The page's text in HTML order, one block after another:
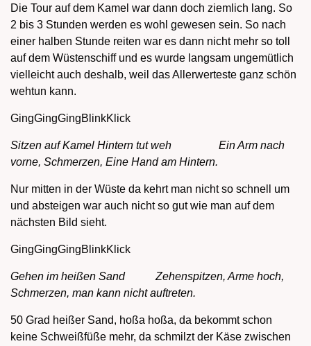
Die Tour auf dem Kamel war dann doch ziemlich lang. So
2 bis 3 Stunden werden es wohl gewesen sein. So nach
einer halben Stunde reiten war es dann nicht mehr so toll
auf dem Wüstenschiff und es wurde langsam ungemütlich
vielleicht auch deshalb, weil das Allerwerteste ganz schön
wehtun kann.
GingGingGingBlinkKlick
Sitzen auf Kamel Hintern tut weh Ein Arm nach
vorne, Schmerzen, Eine Hand am Hintern.
Nur mitten in der Wüste da kehrt man nicht so schnell um
und absteigen war auch nicht so gut wie man auf dem
nächsten Bild sieht.
GingGingGingBlinkKlick
Gehen im heißen Sand Zehenspitzen, Arme hoch,
Schmerzen, man kann nicht auftreten.
50 Grad heißer Sand, hoßa hoßa, da bekommt schon
keine Schweißfüße mehr, da schmilzt der Käse zwischen